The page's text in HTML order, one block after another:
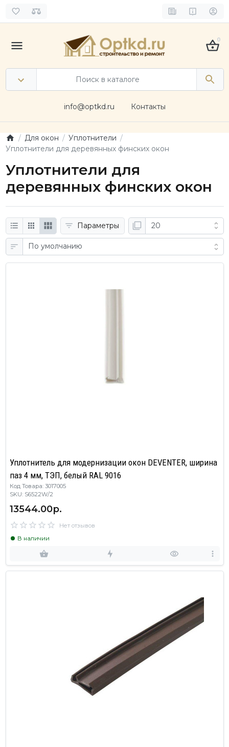
0
info@optkd.ru Контакты
Для окон
Уплотнители
Уплотнители для деревянных финских окон
Уплотнители для
деревянных финских окон
Параметры
Уплотнитель для модернизации окон DEVENTER, ширина
паз 4 мм, ТЭП, белый RAL 9016
Код Товара: 3017005
SKU: S6522W/2
13544.00р.
Нет отзывов
В наличии